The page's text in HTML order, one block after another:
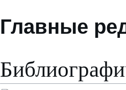
Главные